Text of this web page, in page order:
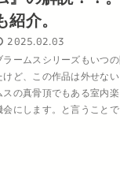
紹介。
2025.02.03
ラームスシリーズもいつ
けど、この作品は外せな
スの真骨頂でもある室内
会にします。と言うこと